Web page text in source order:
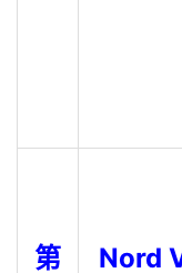
第
Nord